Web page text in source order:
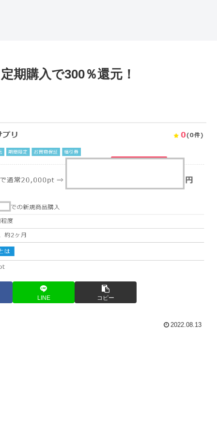
期購入で300％還元！
LINE コピー
2022.08.13